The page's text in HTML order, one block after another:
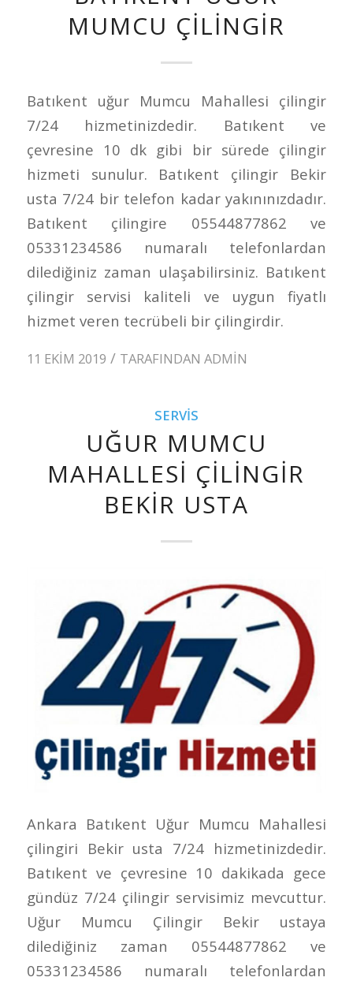
MUMCU ÇILINGIR
Batıkent uğur Mumcu Mahallesi çilingir
7/24 hizmetinizdedir. Batıkent ve
çevresine 10 dk gibi bir sürede çilingir
hizmeti sunulur. Batıkent çilingir Bekir
usta 7/24 bir telefon kadar yakınınızdadır.
Batıkent çilingire 05544877862 ve
05331234586 numaralı telefonlardan
dilediğiniz zaman ulaşabilirsiniz. Batıkent
çilingir servisi kaliteli ve uygun fiyatlı
hizmet veren tecrübeli bir çilingirdir.
11 EKIM 2019 / TARAFINDAN ADMIN
SERVIS
UĞUR MUMCU
MAHALLESI ÇILINGIR
BEKIR USTA
Ankara Batıkent Uğur Mumcu Mahallesi
çilingiri Bekir usta 7/24 hizmetinizdedir.
Batıkent ve çevresine 10 dakikada gece
gündüz 7/24 çilingir servisimiz mevcuttur.
Uğur Mumcu Çilingir Bekir ustaya
dilediğiniz zaman 05544877862 ve
05331234586 numaralı telefonlardan